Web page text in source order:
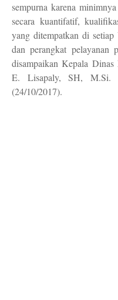
sempurna karena
secara kuantifatif,
yang ditempatkan di
dan perangkat pelayanan
disampaikan Kepala
E. Lisapaly, SH, M.Si.
(24/10/2017).